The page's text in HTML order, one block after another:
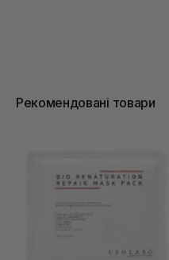
Рекомендовані товари